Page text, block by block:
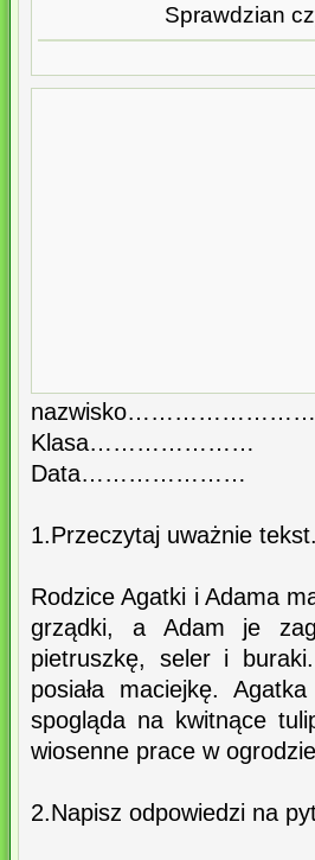
Sprawdzian
Klasa…………………
Data…………………
1.Przeczytaj uważnie tekst.
Rodzice Agatki i Adama
grządki, a Adam je
pietruszkę, seler i
posiała maciejkę.
spogląda na kwitnące
wiosenne prace w
2.Napisz odpowiedzi na